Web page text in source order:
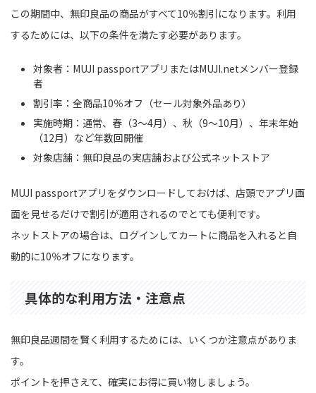
この期間中、無印良品の商品がすべて10％割引になります。利用
するためには、以下の条件を満たす必要があります。
対象者：MUJI passportアプリまたはMUJI.netメンバー登録
者
割引率：全商品10％オフ（セール対象外品あり）
実施時期：通常、春（3～4月）、秋（9～10月）、年末年始
（12月）など年数回開催
対象店舗：無印良品の実店舗および公式ネットストア
MUJI passportアプリをダウンロードしておけば、店頭でアプリ画
面を見せるだけで割引が適用されるのでとても便利です。
ネットストアの場合は、ログインしてカートに商品を入れると自
動的に10％オフになります。
具体的な利用方法・注意点
無印良品週間を賢く利用するためには、いくつか注意点がありま
す。
ポイントを押さえて、確実にお得に買い物しましょう。